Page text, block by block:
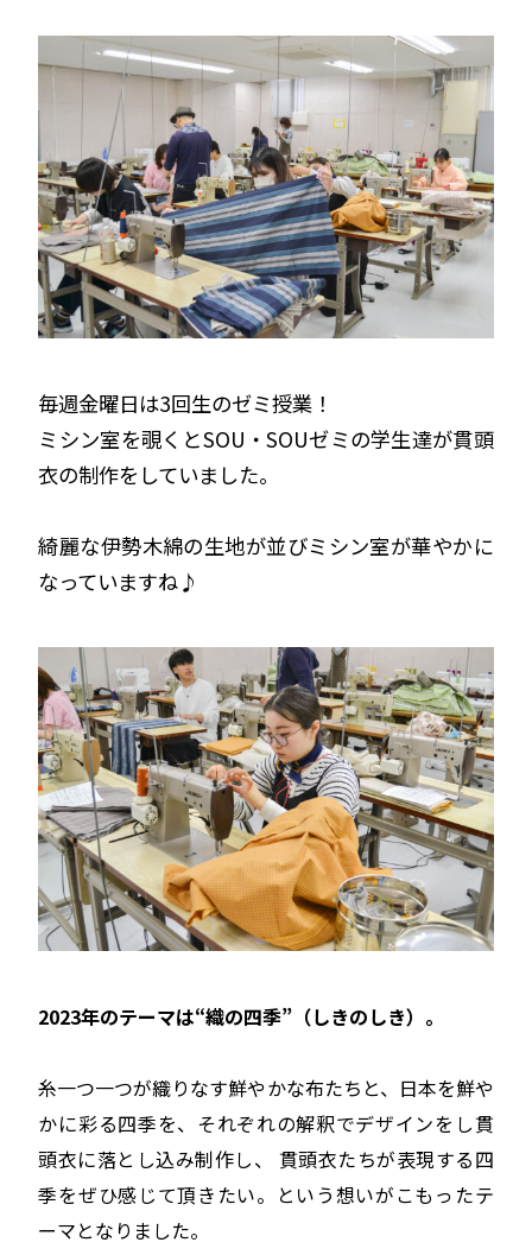
毎週金曜日は3回生のゼミ授業！
ミシン室を覗くとSOU・SOUゼミの学生達が貫頭
衣の制作をしていました。
綺麗な伊勢木綿の生地が並びミシン室が華やかに
なっていますね♪
2023年のテーマは“織の四季”（しきのしき）。
糸一つ一つが織りなす鮮やかな布たちと、日本を鮮や
かに彩る四季を、それぞれの解釈でデザインをし貫
頭衣に落とし込み制作し、 貫頭衣たちが表現する四
季をぜひ感じて頂きたい。という想いがこもったテ
ーマとなりました。